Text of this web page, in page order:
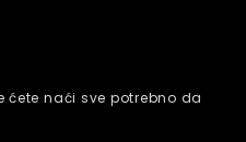
ćete naći sve potrebno da